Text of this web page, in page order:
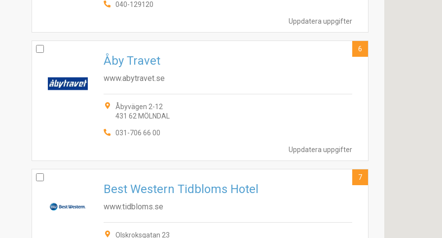
Uppdatera uppgifter
040-129120
Uppdatera uppgifter
Åby Travet
www.abytravet.se
Åbyvägen 2-12
431 62 MÖLNDAL
031-706 66 00
6
Best Western Tidbloms Hotel
www.tidbloms.se
Olskroksgatan 23
7